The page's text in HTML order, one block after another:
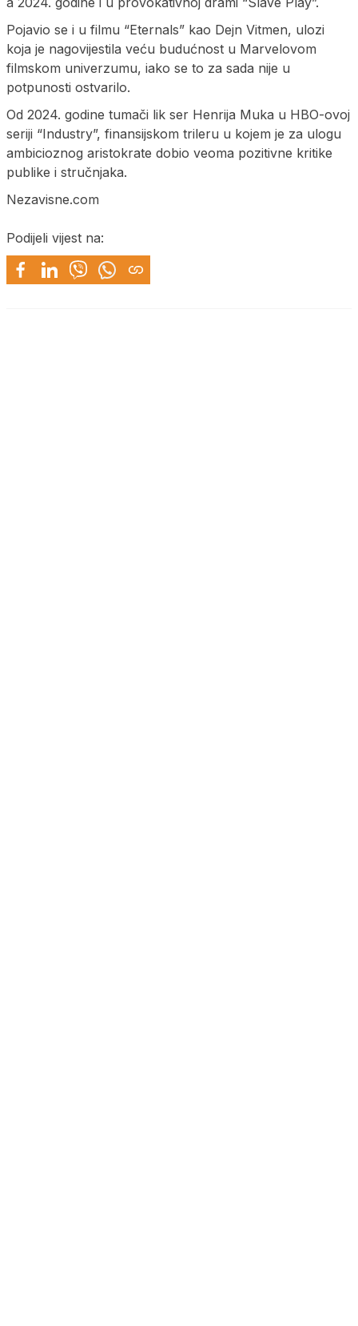
Pojavio se i u filmu “Eternals” kao Dejn Vitmen, ulozi
koja je nagovijestila veću budućnost u Marvelovom
filmskom univerzumu, iako se to za sada nije u
potpunosti ostvarilo.
Od 2024. godine tumači lik ser Henrija Muka u HBO-ovoj
seriji “Industry”, finansijskom trileru u kojem je za ulogu
ambicioznog aristokrate dobio veoma pozitivne kritike
publike i stručnjaka.
Nezavisne.com
Podijeli vijest na: